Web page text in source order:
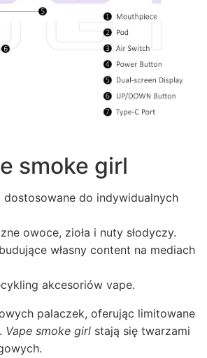
smoke girl
do indywidualnych
owoce, zioła i nuty słodyczy.
własny content na mediach
akcesoriów vape.
palaczek, oferując limitowane
Vape smoke girl stają się twarzami